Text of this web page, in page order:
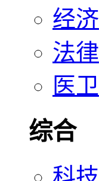
经济
法律
医卫
综合